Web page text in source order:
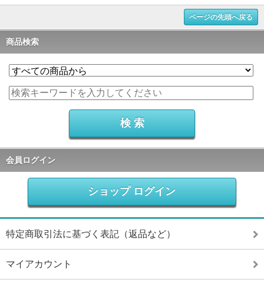
ページの先頭へ戻る
商品検索
会員ログイン
ショップ ログイン
特定商取引法に基づく表記（返品など）
マイアカウント